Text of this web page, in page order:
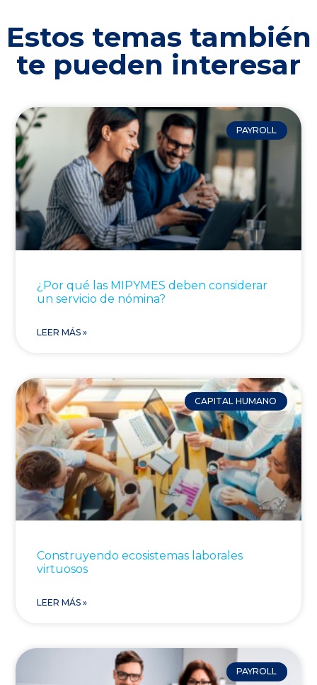
Estos temas también
te pueden interesar
PAYROLL
¿Por qué las MIPYMES deben considerar
un servicio de nómina?
LEER MÁS »
CAPITAL HUMANO
Construyendo ecosistemas laborales
virtuosos
LEER MÁS »
PAYROLL